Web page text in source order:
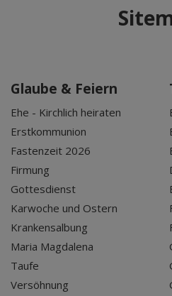
Glaube & Feiern
Ehe - Kirchlich heiraten
Erstkommunion
Fastenzeit 2026
Firmung
Gottesdienst
Karwoche und Ostern
Krankensalbung
Maria Magdalena
Taufe
Versöhnung